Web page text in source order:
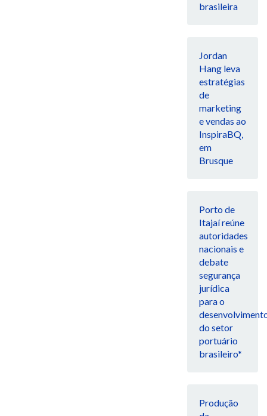
brasileira
Jordan
Hang leva
estratégias
de
marketing
e vendas ao
InspiraBQ,
em
Brusque
Porto de
Itajaí reúne
autoridades
nacionais e
debate
segurança
jurídica
para o
do setor
portuário
brasileiro*
Produção